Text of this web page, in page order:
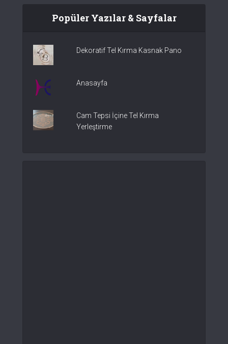
Popüler Yazılar & Sayfalar
Dekoratif Tel Kırma Kasnak Pano
Anasayfa
Cam Tepsi İçine Tel Kırma
Yerleştirme